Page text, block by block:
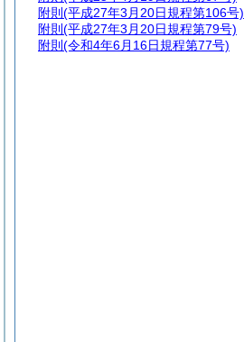
附則 (平成27年3月20日規程第106号)
附則 (平成27年3月20日規程第79号)
附則 (令和4年6月16日規程第77号)